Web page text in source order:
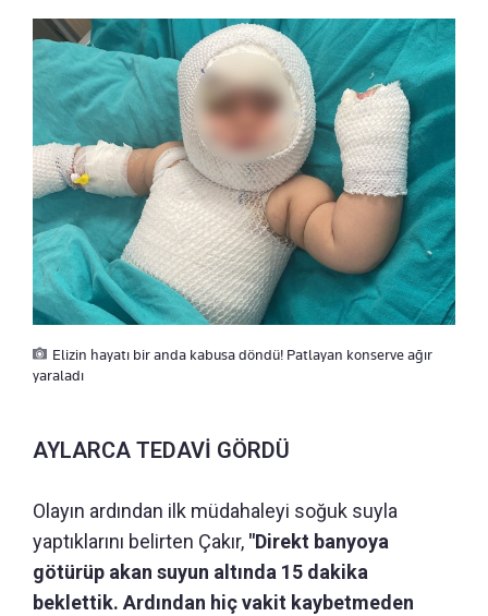
Elizin hayatı bir anda kabusa döndü! Patlayan konserve ağır
yaraladı
AYLARCA TEDAVİ GÖRDÜ
Olayın ardından ilk müdahaleyi soğuk suyla
yaptıklarını belirten Çakır, "Direkt banyoya
götürüp akan suyun altında 15 dakika
beklettik. Ardından hiç vakit kaybetmeden